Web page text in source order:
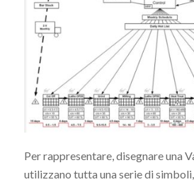
Per rappresentare, disegnare una
utilizzano tutta una serie di